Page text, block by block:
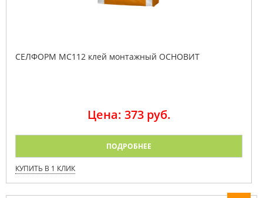
СЕЛФОРМ MC112 клей монтажный ОСНОВИТ
Цена: 373 руб.
ПОДРОБНЕЕ
КУПИТЬ В 1 КЛИК